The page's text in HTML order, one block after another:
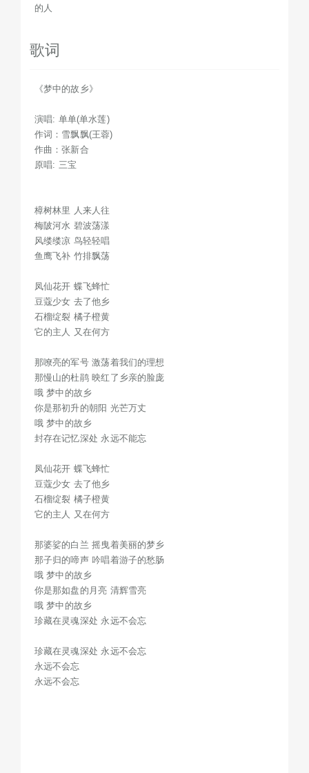
的人
歌词
《梦中的故乡》
演唱: 单单(单水莲)
作词：雪飘飘(王蓉)
作曲：张新合
原唱: 三宝
樟树林里 人来人往
梅陂河水 碧波荡漾
风缕缕凉 鸟轻轻唱
鱼鹰飞补 竹排飘荡
凤仙花开 蝶飞蜂忙
豆蔻少女 去了他乡
石榴绽裂 橘子橙黄
它的主人 又在何方
那嘹亮的军号 激荡着我们的理想
那慢山的杜鹃 映红了乡亲的脸庞
哦 梦中的故乡
你是那初升的朝阳 光芒万丈
哦 梦中的故乡
封存在记忆深处 永远不能忘
凤仙花开 蝶飞蜂忙
豆蔻少女 去了他乡
石榴绽裂 橘子橙黄
它的主人 又在何方
那婆娑的白兰 摇曳着美丽的梦乡
那子归的啼声 吟唱着游子的愁肠
哦 梦中的故乡
你是那如盘的月亮 清辉雪亮
哦 梦中的故乡
珍藏在灵魂深处 永远不会忘
珍藏在灵魂深处 永远不会忘
永远不会忘
永远不会忘